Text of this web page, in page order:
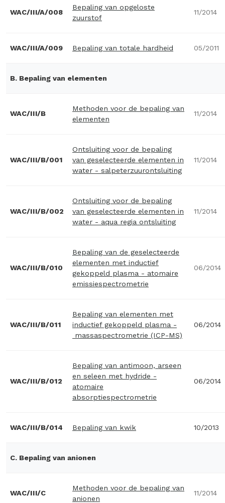
WAC/III/A/008
Bepaling van opgeloste
zuurstof
11/2014
WAC/III/A/009 Bepaling van totale hardheid 05/2011
B. Bepaling van elementen
WAC/III/B
Methoden voor de bepaling van
elementen
11/2014
WAC/III/B/001
Ontsluiting voor de bepaling
van geselecteerde elementen in
water - salpeterzuurontsluiting
11/2014
WAC/III/B/002
Ontsluiting voor de bepaling
van geselecteerde elementen in
water - aqua regia ontsluiting
11/2014
WAC/III/B/010
Bepaling van de geselecteerde
elementen met inductief
gekoppeld plasma - atomaire
emissiespectrometrie
06/2014
WAC/III/B/011
Bepaling van elementen met
inductief gekoppeld plasma -
massaspectrometrie (ICP-MS)
06/2014
WAC/III/B/012
Bepaling van antimoon, arseen
en seleen met hydride -
atomaire
absorptiespectrometrie
06/2014
WAC/III/B/014 Bepaling van kwik 10/2013
C. Bepaling van anionen
WAC/III/C
Methoden voor de bepaling van
anionen
11/2014